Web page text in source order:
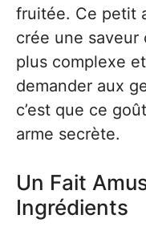
fruitée. Ce petit
crée une saveur
plus complexe
demander aux
c’est que ce
arme secrète.
Un Fait
Ingrédients